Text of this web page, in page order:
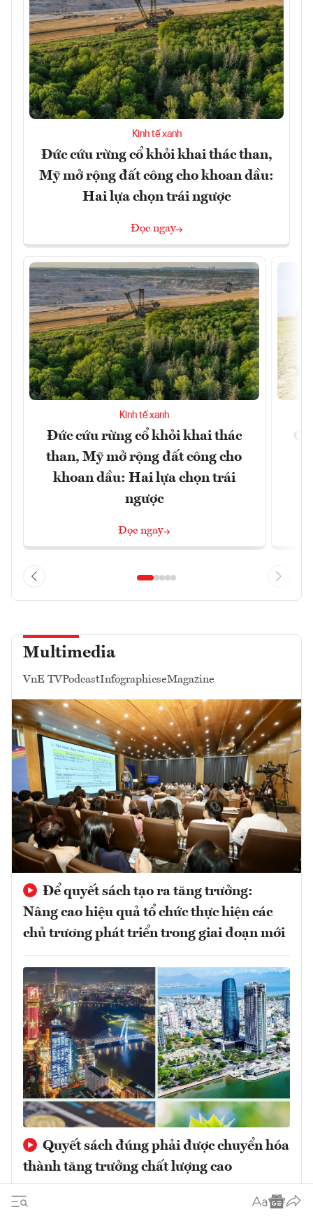
Kinh tế xanh
Đức cứu rừng cổ khỏi khai thác than,
Mỹ mở rộng đất công cho khoan dầu:
Hai lựa chọn trái ngược
Đọc ngay
Kinh tế xanh
Đức cứu rừng cổ khỏi khai thác
than, Mỹ mở rộng đất công cho
khoan dầu: Hai lựa chọn trái
ngược
Đọc ngay
Multimedia
VnE TVPodcastInfographicseMagazine
Để quyết sách tạo ra tăng trưởng:
Nâng cao hiệu quả tổ chức thực hiện các
chủ trương phát triển trong giai đoạn mới
Quyết sách đúng phải được chuyển hóa
thành tăng trưởng chất lượng cao